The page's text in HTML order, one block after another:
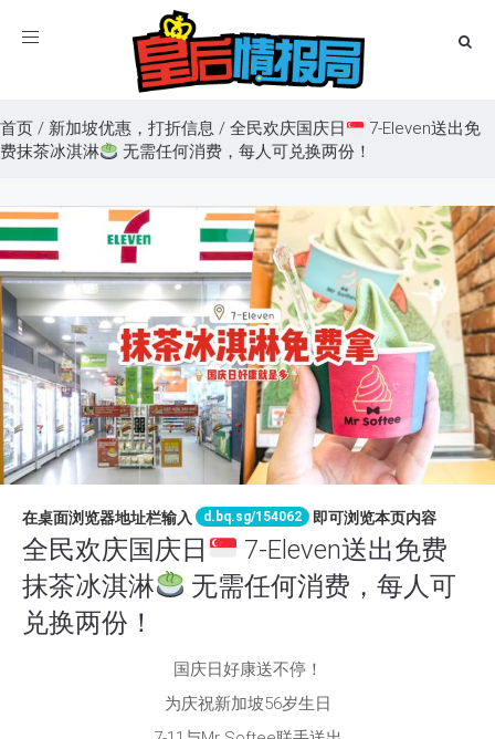
Toggle
首页 / 新加坡优惠，打折信息 / 全民欢庆国庆日
7-Eleven送出免
费抹茶冰淇淋
无需任何消费，每人可兑换两份！
在桌面浏览器地址栏输入 d.bq.sg/154062 即可浏览本页内容
全民欢庆国庆日
7-Eleven送出免费
抹茶冰淇淋
无需任何消费，每人可
兑换两份！
国庆日好康送不停！
为庆祝新加坡56岁生日